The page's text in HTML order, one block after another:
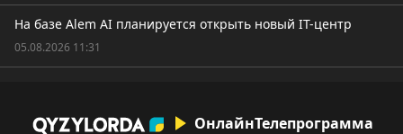
На базе Alem AI планируется открыть новый IT-центр
05.08.2026 11:31
ОнлайнТелепрограмма